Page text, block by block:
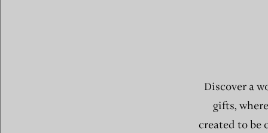
Discover a
gifts,
created to be